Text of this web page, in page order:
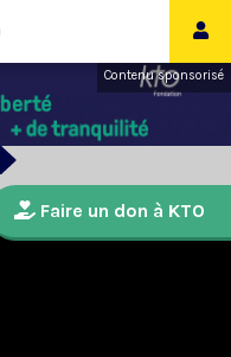
Contenu sponsorisé
Faire un don à KTO